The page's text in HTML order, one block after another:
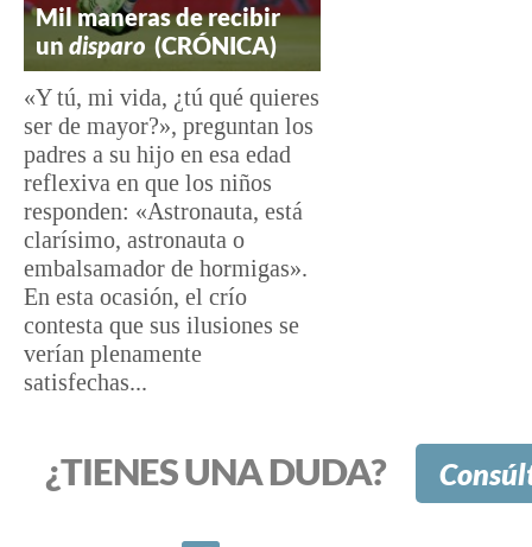
Mil maneras de recibir
un disparo (CRÓNICA)
«Y tú, mi vida, ¿tú qué quieres
ser de mayor?», preguntan los
padres a su hijo en esa edad
reflexiva en que los niños
responden: «Astronauta, está
clarísimo, astronauta o
embalsamador de hormigas».
En esta ocasión, el crío
contesta que sus ilusiones se
verían plenamente
satisfechas...
¿TIENES UNA DUDA?